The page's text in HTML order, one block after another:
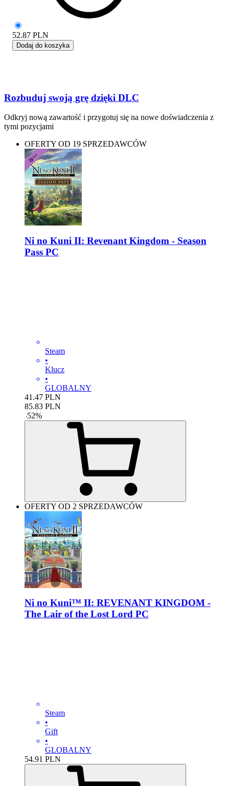
52.87 PLN
Dodaj do koszyka
Rozbuduj swoją grę dzięki DLC
Odkryj nową zawartość i przygotuj się na nowe doświadczenia z
tymi pozycjami
OFERTY OD 19 SPRZEDAWCÓW
Ni no Kuni II: Revenant Kingdom - Season
Pass PC
Steam
•
Klucz
•
GLOBALNY
41.47 PLN
85.83 PLN
-52%
OFERTY OD 2 SPRZEDAWCÓW
Ni no Kuni™ II: REVENANT KINGDOM -
The Lair of the Lost Lord PC
Steam
•
Gift
•
GLOBALNY
54.91 PLN